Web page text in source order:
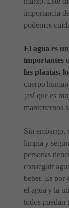
importancia
podemos
El agua es
importantes
las plantas,
cuerpo
¡así que es
mantenernos
Sin embargo,
limpia y
personas
conseguir
beber. Es por
el agua y la
todos puedan